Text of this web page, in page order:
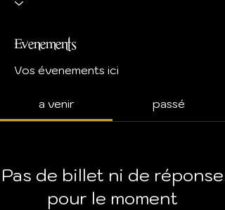
Evenements
Vos évenements ici
a venir passé
Pas de billet ni de réponse
pour le moment